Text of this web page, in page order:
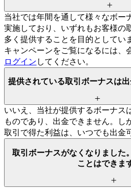
当社では年間を通して様々なボー
実施しており、 いずれもお客様の
多く 提供する ことを目的と してい
キャンペーンをご覧になるには、
ログイン してください。
提供されている取引ボーナスは
いいえ、 当社が提供するボーナス
ものであり、 出金できません。 し
取引で得た利益は、 いつでも出金
取引ボーナスがなくなりました。
ことはできま